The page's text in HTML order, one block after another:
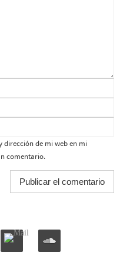
de mi web en mi
comentario.